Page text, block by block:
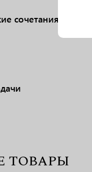
сочетания
ТОВАРЫ